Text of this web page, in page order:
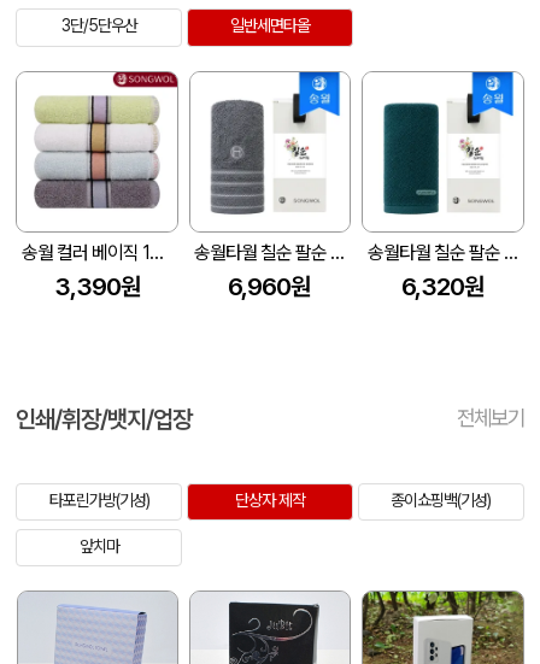
3단/5단우산 일반세면타올
송월 컬러 베이직 130g 1p
3,390원
송월타월 칠순 팔순 고희 답례품 기프트세트(뉴필라라인 코마사 40수)(전용띠지 포함)
6,960원
송월타월 칠순 팔순 고희 답례품 기프트세트(포인트 200g 코마사)(전용띠지 포함)
6,320원
인쇄/휘장/뱃지/업장 전체보기
타포린가방(기성) 단상자 제작 종이쇼핑백(기성)
앞치마